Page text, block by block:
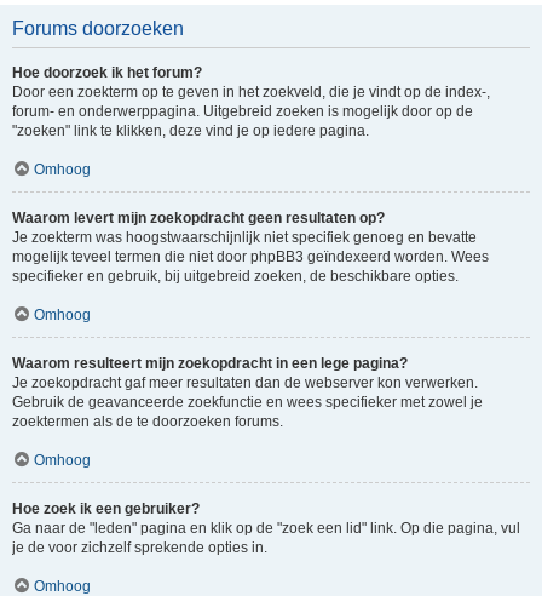
Forums doorzoeken
Hoe doorzoek ik het forum?
Door een zoekterm op te geven in het zoekveld, die je vindt op de index-,
forum- en onderwerppagina. Uitgebreid zoeken is mogelijk door op de
"zoeken" link te klikken, deze vind je op iedere pagina.
Omhoog
Waarom levert mijn zoekopdracht geen resultaten op?
Je zoekterm was hoogstwaarschijnlijk niet specifiek genoeg en bevatte
mogelijk teveel termen die niet door phpBB3 geïndexeerd worden. Wees
specifieker en gebruik, bij uitgebreid zoeken, de beschikbare opties.
Omhoog
Waarom resulteert mijn zoekopdracht in een lege pagina?
Je zoekopdracht gaf meer resultaten dan de webserver kon verwerken.
Gebruik de geavanceerde zoekfunctie en wees specifieker met zowel je
zoektermen als de te doorzoeken forums.
Omhoog
Hoe zoek ik een gebruiker?
Ga naar de "leden" pagina en klik op de "zoek een lid" link. Op die pagina, vul
je de voor zichzelf sprekende opties in.
Omhoog